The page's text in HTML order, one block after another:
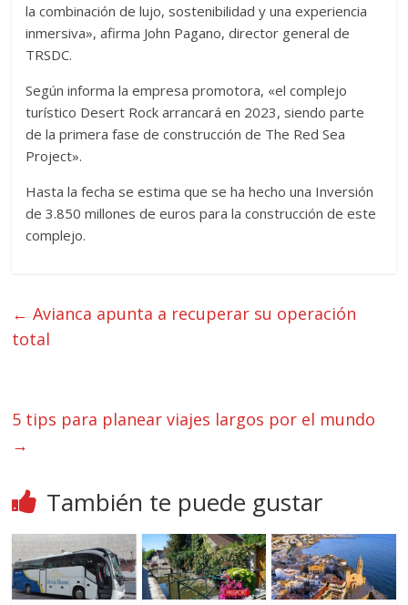
la combinación de lujo, sostenibilidad y una experiencia
inmersiva», afirma John Pagano, director general de
TRSDC.
Según informa la empresa promotora, «el complejo
turístico Desert Rock arrancará en 2023, siendo parte
de la primera fase de construcción de The Red Sea
Project».
Hasta la fecha se estima que se ha hecho una Inversión
de 3.850 millones de euros para la construcción de este
complejo.
← Avianca apunta a recuperar su operación
total
5 tips para planear viajes largos por el mundo
→
También te puede gustar